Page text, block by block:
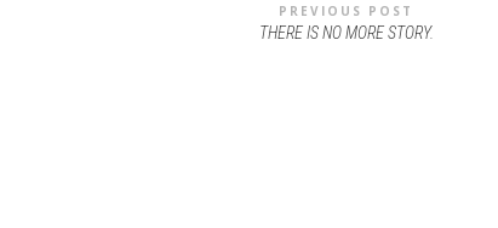
PREVIOUS POST
THERE IS NO MORE STORY.